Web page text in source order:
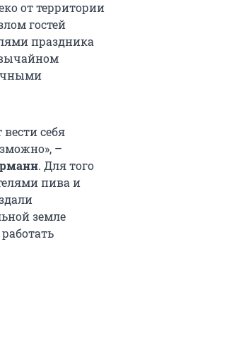
от территории
гостей
праздника
себя
–
. Для того
пива и
земле